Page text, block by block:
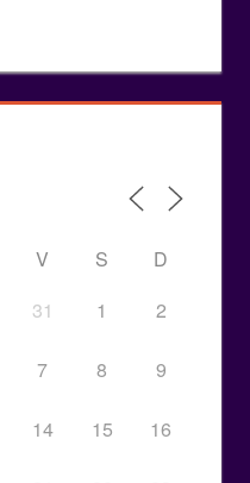
V S
D
31 1 2
7 8 9
14 15 16